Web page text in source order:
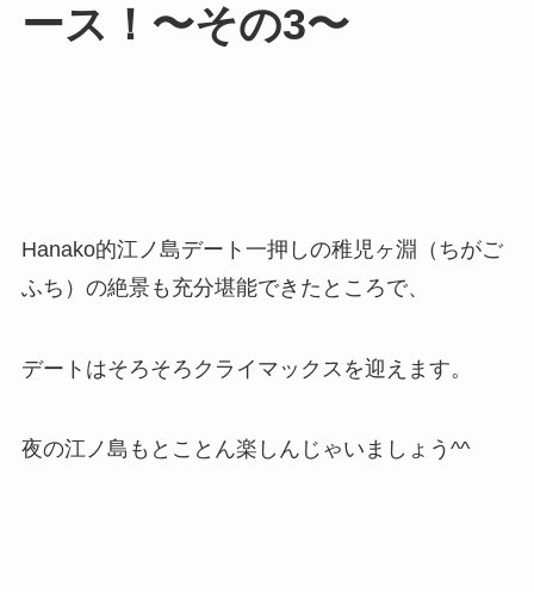
ース！〜その3〜
Hanako的江ノ島デート一押しの稚児ヶ淵（ちがご
ふち）の絶景も充分堪能できたところで、
デートはそろそろクライマックスを迎えます。
夜の江ノ島もとことん楽しんじゃいましょう^^